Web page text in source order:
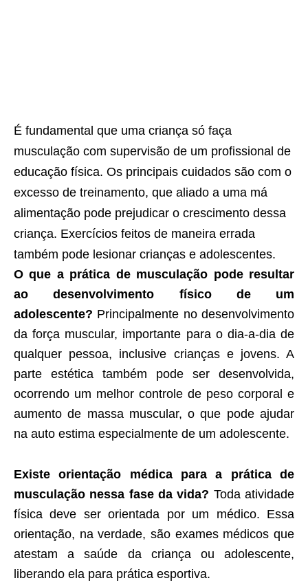
É fundamental que uma criança só faça
musculação com supervisão de um profissional de
educação física. Os principais cuidados são com o
excesso de treinamento, que aliado a uma má
alimentação pode prejudicar o crescimento dessa
criança. Exercícios feitos de maneira errada
também pode lesionar crianças e adolescentes.
O que a prática de musculação pode resultar
ao desenvolvimento físico de um
adolescente? Principalmente no desenvolvimento
da força muscular, importante para o dia-a-dia de
qualquer pessoa, inclusive crianças e jovens. A
parte estética também pode ser desenvolvida,
ocorrendo um melhor controle de peso corporal e
aumento de massa muscular, o que pode ajudar
na auto estima especialmente de um adolescente.
Existe orientação médica para a prática de
musculação nessa fase da vida? Toda atividade
física deve ser orientada por um médico. Essa
orientação, na verdade, são exames médicos que
atestam a saúde da criança ou adolescente,
liberando ela para prática esportiva.